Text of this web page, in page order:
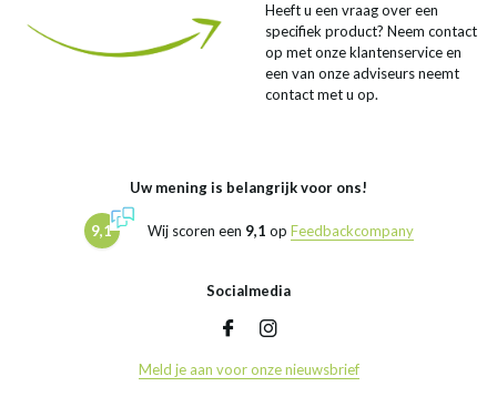
Heeft u een vraag over een
specifiek product? Neem contact
op met onze klantenservice en
een van onze adviseurs neemt
contact met u op.
Uw mening is belangrijk voor ons!
9,1 Wij scoren een 9,1 op Feedbackcompany
Socialmedia
Meld je aan voor onze nieuwsbrief